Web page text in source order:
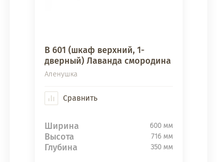
В 601 (шкаф верхний, 1-
дверный) Лаванда смородина
Аленушка
Сравнить
Ширина 600 мм
Высота 716 мм
Глубина 350 мм